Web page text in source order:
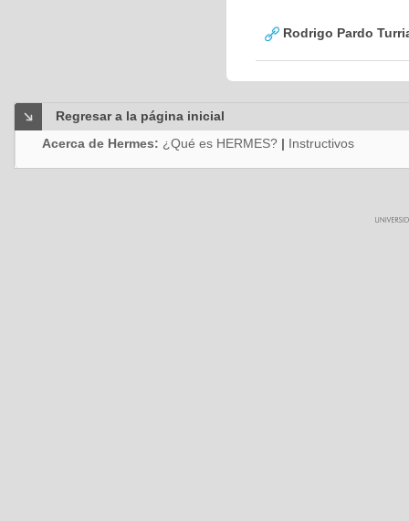
Rodrigo Pardo
Regresar a la página inicial
Acerca de Hermes: ¿Qué es HERMES? | Instructivos